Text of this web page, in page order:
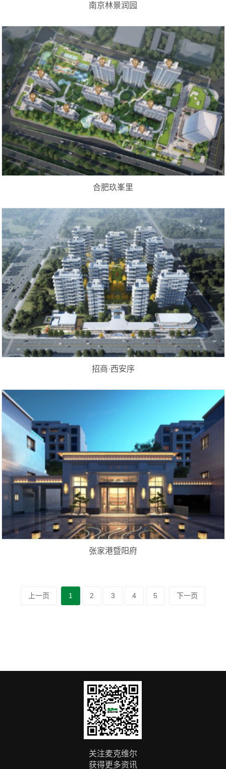
南京林景润园
合肥玖峯里
招商·西安序
张家港暨阳府
上一页 1 2 3 4 5 下一页
关注麦克维尔
获得更多资讯